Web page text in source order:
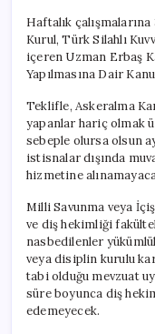
Haftalık
Kurul, Türk Silahlı
içeren Uzman Erbaş
Yapılmasına Dair
Teklifle, Askeralma
yapanlar hariç olmak
sebeple olursa olsun
istisnalar dışında
hizmetine
Milli Savunma veya
ve diş hekimliği
nasbedilenler
veya disiplin kurulu
tabi olduğu mevzuat
süre boyunca diş
edemeyecek.